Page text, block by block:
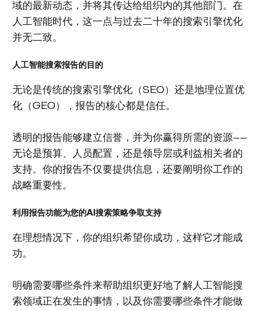
域的最新动态，并将其传达给组织内的其他部门。在
人工智能时代，这一点与过去二十年的搜索引擎优化
并无二致。
人工智能搜索报告的目的
无论是传统的搜索引擎优化（SEO）还是地理位置优
化（GEO），报告的核心都是信任。
透明的报告能够建立信誉，并为你赢得所需的资源——
无论是预算、人员配置，还是领导层或利益相关者的
支持。你的报告不仅要提供信息，还要阐明你工作的
战略重要性。
利用报告功能为您的AI搜索策略争取支持
在理想情况下，你的组织希望你成功，这样它才能成
功。
明确需要哪些条件来帮助组织更好地了解人工智能搜
索领域正在发生的事情，以及你需要哪些条件才能做